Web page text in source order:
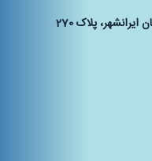
پلاک 270‌